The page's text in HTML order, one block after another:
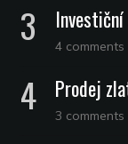
4 comments
Prodej
3 comments